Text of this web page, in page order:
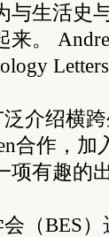
与生活史
来。
泛介绍横
合作，加
项有趣的
（BES